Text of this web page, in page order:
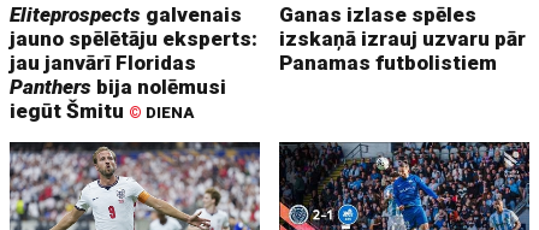
Eliteprospects galvenais
jauno spēlētāju eksperts:
jau janvārī Floridas
Panthers bija nolēmusi
iegūt Šmitu © DIENA
Ganas izlase spēles
izskaņā izrauj uzvaru pār
Panamas futbolistiem